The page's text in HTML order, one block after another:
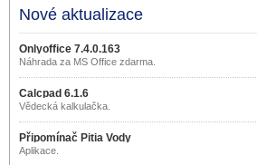
Nové aktualizace
Onlyoffice 7.4.0.163
Náhrada za MS Office zdarma.
Calcpad 6.1.6
Vědecká kalkulačka.
Připomínač Pitia Vody
Aplikace.